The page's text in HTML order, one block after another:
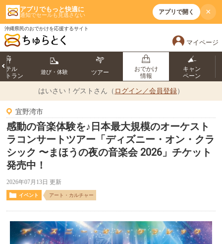
アプリでもっと快適に
通知でセールも見逃さない アプリで開く ×
沖縄県民のおでかけを応援するサイト
マイページ
ホテル
トラン
遊び・体験 ツアー
おでかけ
情報
キャン
ペーン
はいさい！ ゲストさん（ ログイン／会員登録）
宜野湾市
感動の音楽体験を♪日本最大規模のオーケスト
ラコンサートツアー「ディズニー・オン・クラ
シック 〜まほうの夜の音楽会 2026」チケット
発売中！
2026年07月13日 更新
イベント アート・カルチャー